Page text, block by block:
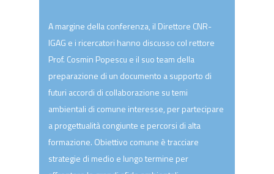
A margine della conferenza, il Direttore CNR-
IGAG e i ricercatori hanno discusso col rettore
Prof. Cosmin Popescu e il suo team della
preparazione di un documento a supporto di
futuri accordi di collaborazione su temi
ambientali di comune interesse, per partecipare
a progettualità congiunte e percorsi di alta
formazione. Obiettivo comune è tracciare
strategie di medio e lungo termine per